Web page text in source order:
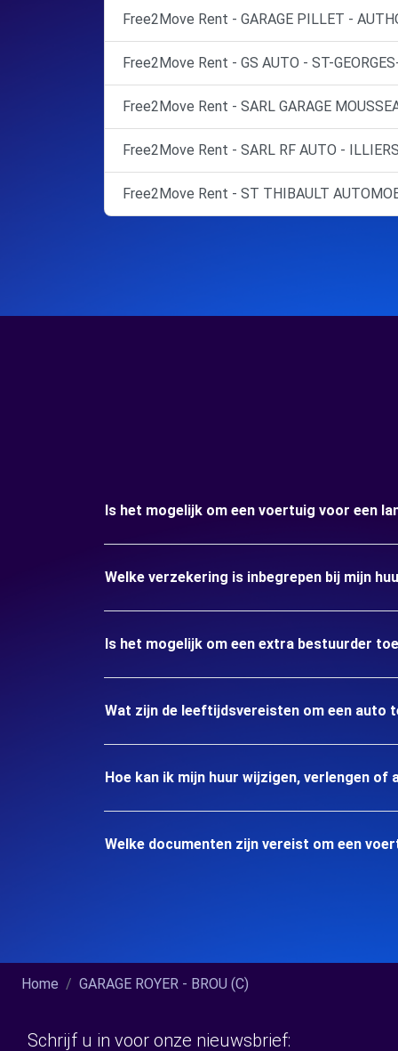
Free2Move Rent - GARAGE PILLET -
Free2Move Rent - GS AUTO - ST-
Free2Move Rent - SARL GARAGE
Free2Move Rent - SARL RF AUTO -
Free2Move Rent - ST THIBAULT
Is het mogelijk om een voertuig voor een
Welke verzekering is inbegrepen bij mijn
Is het mogelijk om een extra bestuurder
Wat zijn de leeftijdsvereisten om een auto
Hoe kan ik mijn huur wijzigen, verlengen of
Welke documenten zijn vereist om een
Home GARAGE ROYER - BROU (C)
Schrijf u in voor onze nieuwsbrief: